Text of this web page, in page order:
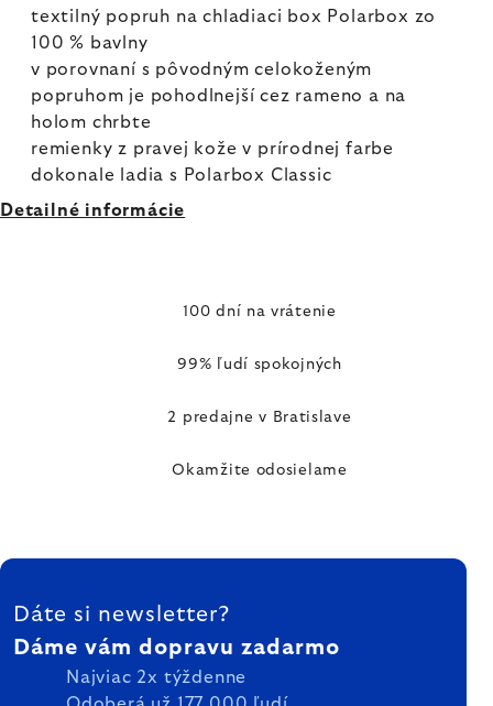
textilný popruh na chladiaci box Polarbox zo
100 % bavlny
v porovnaní s pôvodným celokoženým
popruhom je pohodlnejší cez rameno a na
holom chrbte
remienky z pravej kože v prírodnej farbe
dokonale ladia s Polarbox Classic
Detailné informácie
100 dní na vrátenie
99% ľudí spokojných
2 predajne v Bratislave
Okamžite odosielame
ZÁPÄTIE
Dáte si newsletter?
Dáme vám dopravu zadarmo
Najviac 2x týždenne